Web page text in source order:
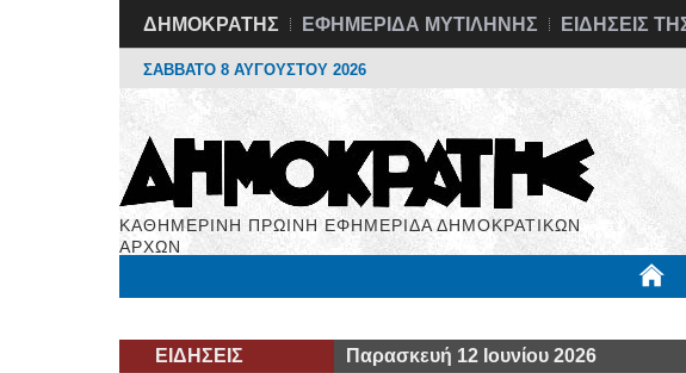
ΔΗΜΟΚΡΑΤΗΣ ΕΦΗΜΕΡΙΔΑ ΜΥΤΙΛΗΝΗΣ ΕΙΔΗΣΕΙΣ
ΣΑΒΒΑΤΟ 8 ΑΥΓΟΥΣΤΟΥ 2026
ΚΑΘΗΜΕΡΙΝΗ ΠΡΩΙΝΗ ΕΦΗΜΕΡΙΔΑ ΔΗΜΟΚΡΑΤΙΚΩΝ
ΑΡΧΩΝ
ΕΙΔΗΣΕΙΣ Παρασκευή 12 Ιουνίου 2026